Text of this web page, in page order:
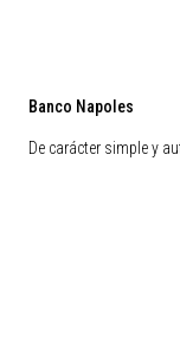
Banco Napoles
De carácter simple y